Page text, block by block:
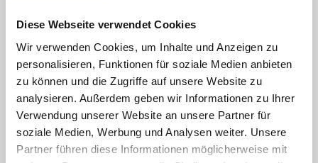
Diese Webseite verwendet Cookies
Wir verwenden Cookies, um Inhalte und Anzeigen zu
personalisieren, Funktionen für soziale Medien anbieten
zu können und die Zugriffe auf unsere Website zu
analysieren. Außerdem geben wir Informationen zu Ihrer
Verwendung unserer Website an unsere Partner für
soziale Medien, Werbung und Analysen weiter. Unsere
Partner führen diese Informationen möglicherweise mit